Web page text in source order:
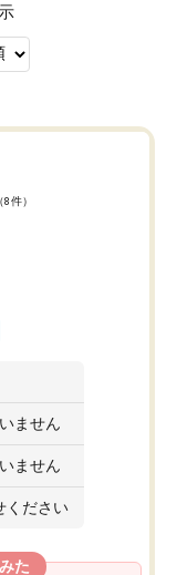
（8件）
ません
ません
ください
た